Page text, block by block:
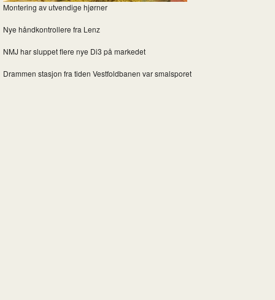
Montering av utvendige hjørner
Nye håndkontrollere fra Lenz
NMJ har sluppet flere nye Di3 på markedet
Drammen stasjon fra tiden Vestfoldbanen var smalsporet